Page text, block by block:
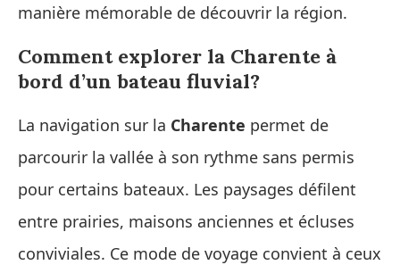
manière mémorable de découvrir la région.
Comment explorer la Charente à
bord d’un bateau fluvial?
La navigation sur la Charente permet de
parcourir la vallée à son rythme sans permis
pour certains bateaux. Les paysages défilent
entre prairies, maisons anciennes et écluses
conviviales. Ce mode de voyage convient à ceux